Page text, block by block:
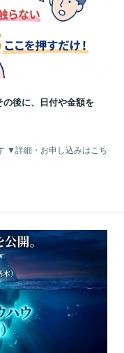
後に、日付や金額を
▼詳細・お申し込みはこち